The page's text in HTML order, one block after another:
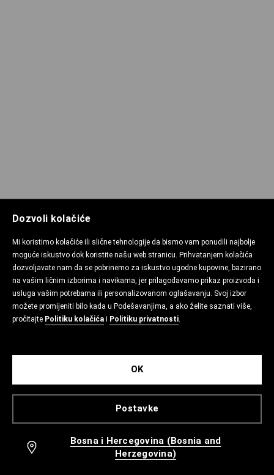
Dozvoli kolačiće
Mi koristimo kolačiće ili slične tehnologije da bismo vam ponudili najbolje
moguće iskustvo dok koristite našu web stranicu. Prihvatanjem kolačića
dozvoljavate nam da se pobrinemo za iskustvo ugodne kupovine, bazirano
na vašim ličnim izborima i navikama, jer prilagođavamo prikaz proizvoda i
usluga vašim potrebama ili personalizovanom oglašavanju. Svoj izbor
možete promijeniti bilo kada u Podešavanjima, a ako želite saznati više,
pročitajte Politiku kolačića i Politiku privatnosti.
Postavke
OK
Bosna i Hercegovina (Bosnia and
Herzegovina)